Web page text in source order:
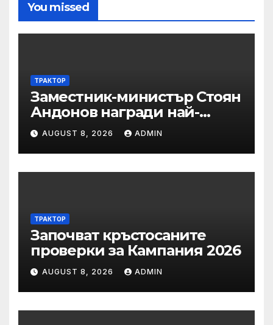
You missed
ТРАКТОР
Заместник-министър Стоян
Андонов награди най-
заслужилите спортисти на
ОСК “Левски”
AUGUST 8, 2026 ADMIN
ТРАКТОР
Започват кръстосаните
проверки за Кампания 2026
AUGUST 8, 2026 ADMIN